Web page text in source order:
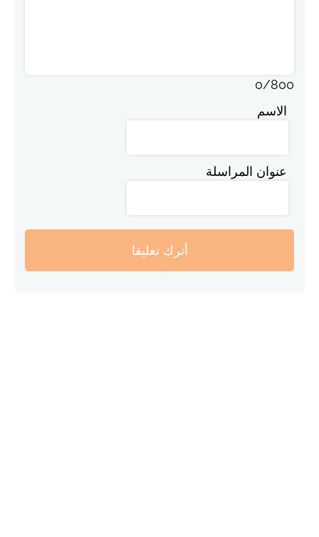
0/800
الاسم
عنوان المراسلة
أترك تعليقا